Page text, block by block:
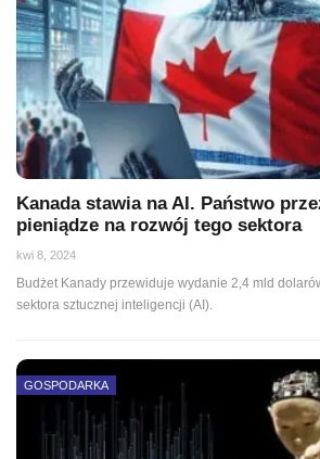
Kanada stawia na AI. Państwo
pieniądze na rozwój tego sektora
kwi 8, 2024
Budżet Kanady przewiduje wydanie 2,4 mld
sektora sztucznej inteligencji (AI).
GOSPODARKA